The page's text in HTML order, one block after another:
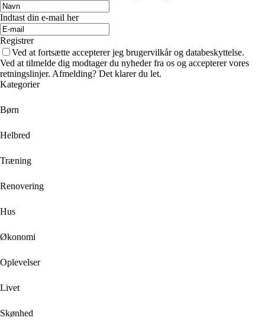
Indtast din e-mail her
Registrer
Ved at fortsætte accepterer jeg brugervilkår og databeskyttelse.
Ved at tilmelde dig modtager du nyheder fra os og accepterer vores
retningslinjer. Afmelding? Det klarer du let.
Kategorier
Børn
Helbred
Træning
Renovering
Hus
Økonomi
Oplevelser
Livet
Skønhed